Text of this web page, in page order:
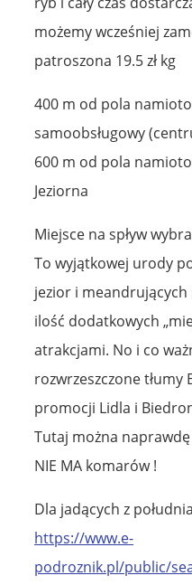
możemy wcześniej
patroszona 19.5 zł kg
400 m od pola
samoobsługowy
600 m od pola
Jeziorna
Miejsce na spływ
To wyjątkowej urody
jezior i meandrujących
ilość dodatkowych
atrakcjami. No i co
rozwrzeszczone tłumy
promocji Lidla i
Tutaj można naprawdę
NIE MA komarów !
Dla jadących z
https://www.e-
podroznik.pl/public/